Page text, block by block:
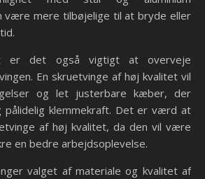
være mere tilbøjelige til at bryde eller
er det også vigtigt at overveje
En skruetvinge af høj kvalitet vil
og let justerbare kæber, der
pålidelig klemmekraft. Det er værd at
af høj kvalitet, da den vil være
en bedre arbejdsoplevelse.
valget af materiale og kvalitet af